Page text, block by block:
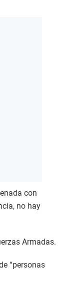
con
no hay
Armadas.
“personas